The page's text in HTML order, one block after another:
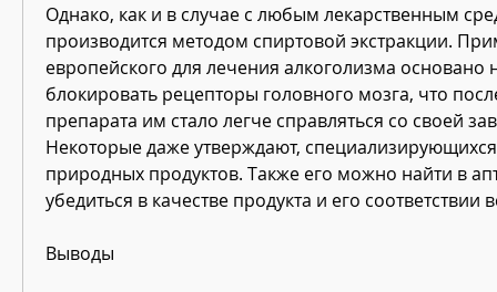
Однако, как и в случае с любым лекарственным
производится методом спиртовой экстракции.
европейского для лечения алкоголизма основано
блокировать рецепторы головного мозга, что
препарата им стало легче справляться со своей
Некоторые даже утверждают,
природных продуктов. Также его можно найти в
убедиться в качестве продукта и его
Выводы